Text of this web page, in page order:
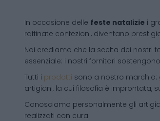
In occasione delle feste natalizie i
raffinate confezioni, diventano
Noi crediamo che la scelta dei nostri
essenziale: i nostri fornitori
Tutti i prodotti sono a nostro
artigiani, la cui filosofia è improntata,
Conosciamo personalmente gli
realizzati con cura.